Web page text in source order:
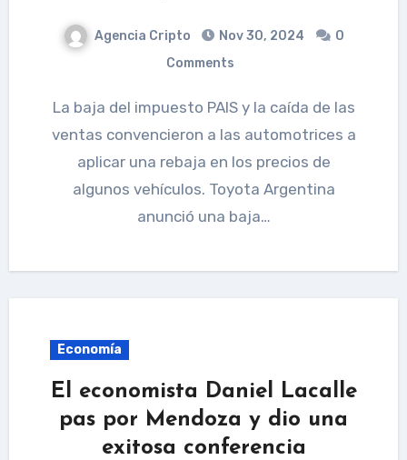
Agencia Cripto Nov 30, 2024
0
Comments
La baja del impuesto PAIS y la caída de las
ventas convencieron a las automotrices a
aplicar una rebaja en los precios de
algunos vehículos. Toyota Argentina
anunció una baja…
Economía
El economista Daniel Lacalle
pas por Mendoza y dio una
exitosa conferencia